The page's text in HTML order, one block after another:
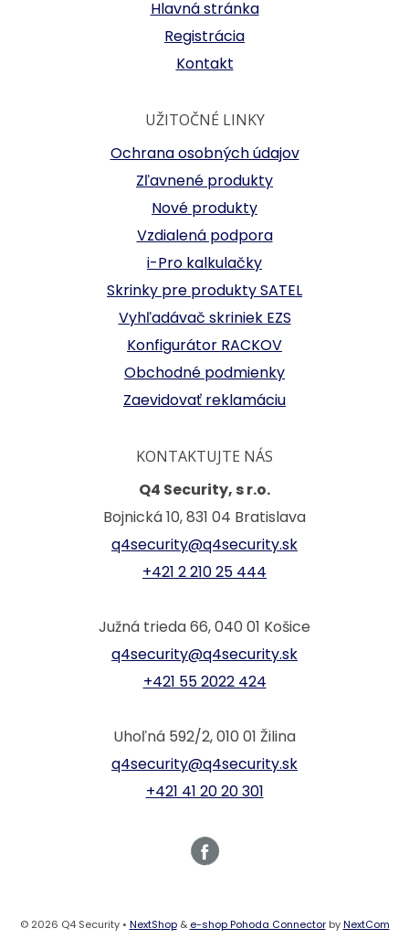
Hlavná stránka
Registrácia
Kontakt
UŽITOČNÉ LINKY
Ochrana osobných údajov
Zľavnené produkty
Nové produkty
Vzdialená podpora
i-Pro kalkulačky
Skrinky pre produkty SATEL
Vyhľadávač skriniek EZS
Konfigurátor RACKOV
Obchodné podmienky
Zaevidovať reklamáciu
KONTAKTUJTE NÁS
Q4 Security, s r.o.
Bojnická 10, 831 04 Bratislava
q4security@q4security.sk
+421 2 210 25 444
Južná trieda 66, 040 01 Košice
q4security@q4security.sk
+421 55 2022 424
Uhoľná 592/2, 010 01 Žilina
q4security@q4security.sk
+421 41 20 20 301
© 2026 Q4 Security • NextShop& e-shop Pohoda ConnectorbyNextCom